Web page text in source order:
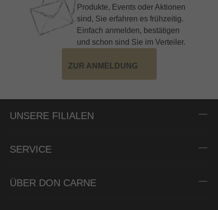
Produkte, Events oder Aktionen
sind, Sie erfahren es frühzeitig.
Einfach anmelden, bestätigen
und schon sind Sie im Verteiler.
ZUR ANMELDUNG
UNSERE FILIALEN
SERVICE
ÜBER DON CARNE